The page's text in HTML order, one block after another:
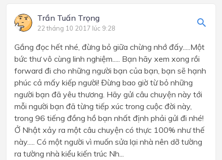
Trần Tuấn Trọng
22 tháng 10 2017 lúc 9:28
Gắng đọc hết nhé, đừng bỏ giữa chừng nhớ đấy.....Một
bức thư vô cùng linh nghiệm..... Bạn hãy xem xong rồi
forward đi cho những người bạn của bạn, bạn sẽ hạnh
phúc cả mấy kiếp người! Đừng bao giờ từ bỏ những
người bạn đã yêu thương. Hãy gửi câu chuyện này tới
mỗi người bạn đã từng tiếp xúc trong cuộc đời này,
trong 96 tiếng đồng hồ bạn nhất định phải gửi đi nhé!
Ở Nhật xảy ra một câu chuyện có thực 100% như thế
này..... Có một người vì muốn sửa lại nhà nên dỡ tường
ra tường nhà kiểu kiến trúc Nh...